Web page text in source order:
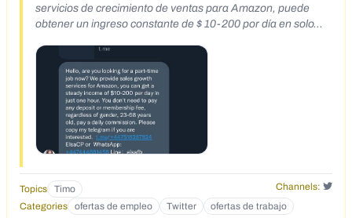
servicios de crecimiento de ventas para Amazon, puede
obtener un ingreso constante de $ 10-200 por día en solo
membresía, independientemente del género, 23-68 años,
paga una comisión diaria. Por favor copie mi Telegram si
está interesado (...) ElsaCP o WhatsApp: (...) Línea: eisafb
Topics Timo
Channels:
Categories
ofertas de empleo Twitter ofertas de trabajo